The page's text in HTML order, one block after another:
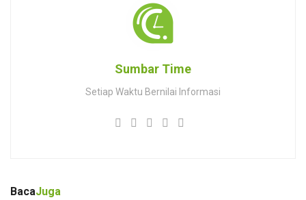
Sumbar Time
Setiap Waktu Bernilai Informasi
BacaJuga